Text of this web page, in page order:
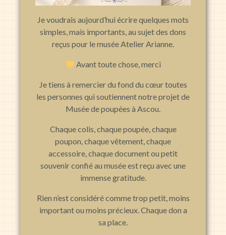
Je voudrais aujourd’hui écrire quelques mots
simples, mais importants, au sujet des dons
reçus pour le musée Atelier Arianne.
Avant toute chose, merci
Je tiens à remercier du fond du cœur toutes
les personnes qui soutiennent notre projet de
Musée de poupées à Ascou.
Chaque colis, chaque poupée, chaque
poupon, chaque vêtement, chaque
accessoire, chaque document ou petit
souvenir confié au musée est reçu avec une
immense gratitude.
Rien n’est considéré comme trop petit, moins
important ou moins précieux. Chaque don a
sa place.